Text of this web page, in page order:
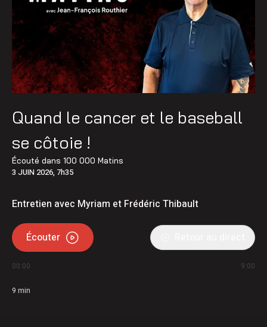
Quand le cancer et le baseball
se côtoie !
Écouté dans 100 000 Matins
3 JUIN 2026, 7h35
Entretien avec Myriam et Frédéric Thibault
Écouter
00:00 9:00
9 min